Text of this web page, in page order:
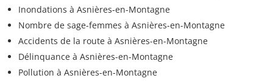
Inondations à Asnières-en-Montagne
Nombre de sage-femmes à Asnières-en-Montagne
Accidents de la route à Asnières-en-Montagne
Délinquance à Asnières-en-Montagne
Pollution à Asnières-en-Montagne